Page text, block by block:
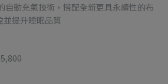
動充氣技術，搭配全新更具永續性的布
並提升睡眠品質